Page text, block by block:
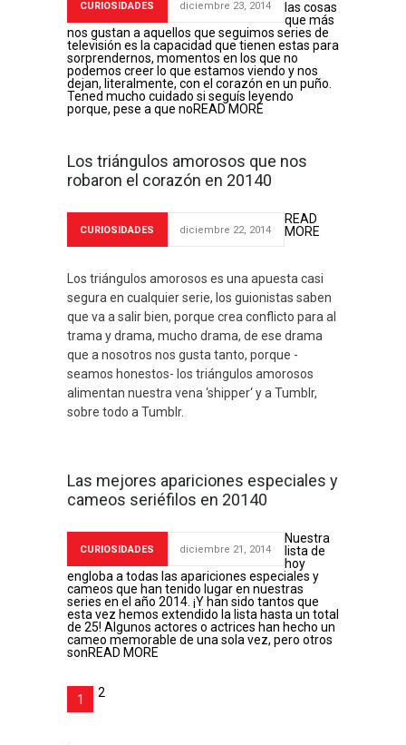
CURIOSIDADES diciembre 23, 2014
las cosas
que más
nos gustan a aquellos que seguimos series de
televisión es la capacidad que tienen estas para
sorprendernos, momentos en los que no
podemos creer lo que estamos viendo y nos
dejan, literalmente, con el corazón en un puño.
Tened mucho cuidado si seguís leyendo
porque, pese a que noREAD MORE
Los triángulos amorosos que nos
robaron el corazón en 20140
CURIOSIDADES diciembre 22, 2014
Los triángulos amorosos es una apuesta casi
segura en cualquier serie, los guionistas saben
que va a salir bien, porque crea conflicto para al
trama y drama, mucho drama, de ese drama
que a nosotros nos gusta tanto, porque -
seamos honestos- los triángulos amorosos
alimentan nuestra vena ‘shipper‘ y a Tumblr,
sobre todo a Tumblr.
READ
MORE
Las mejores apariciones especiales y
cameos seriéfilos en 20140
CURIOSIDADES diciembre 21, 2014
Nuestra
lista de
hoy
engloba a todas las apariciones especiales y
cameos que han tenido lugar en nuestras
series en el año 2014. ¡Y han sido tantos que
esta vez hemos extendido la lista hasta un total
de 25! Algunos actores o actrices han hecho un
cameo memorable de una sola vez, pero otros
sonREAD MORE
1 2